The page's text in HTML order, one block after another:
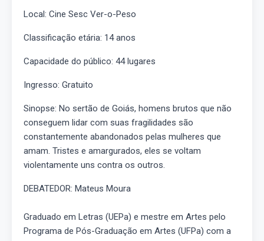
Local: Cine Sesc Ver-o-Peso
Classificação etária: 14 anos
Capacidade do público: 44 lugares
Ingresso: Gratuito
Sinopse: No sertão de Goiás, homens brutos que não
conseguem lidar com suas fragilidades são
constantemente abandonados pelas mulheres que
amam. Tristes e amargurados, eles se voltam
violentamente uns contra os outros.
DEBATEDOR: Mateus Moura
Graduado em Letras (UEPa) e mestre em Artes pelo
Programa de Pós-Graduação em Artes (UFPa) com a